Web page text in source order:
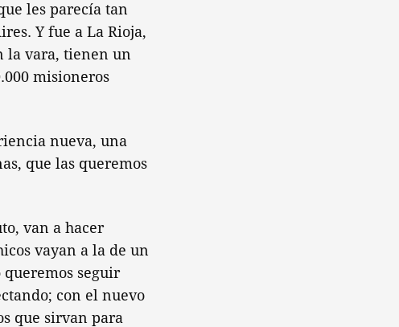
les parecía tan
Y fue a La Rioja,
la vara, tienen un
misioneros
nueva, una
que las queremos
van a hacer
vayan a la de un
seguir
con el nuevo
que sirvan para